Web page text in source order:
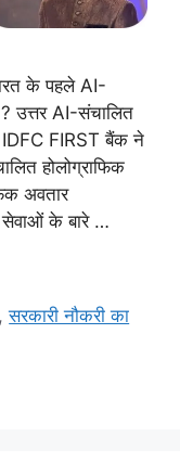
के पहले AI-
उत्तर AI-संचालित
IDFC FIRST बैंक ने
होलोग्राफिक
अवतार
सेवाओं के बारे …
,सरकारी नौकरी का